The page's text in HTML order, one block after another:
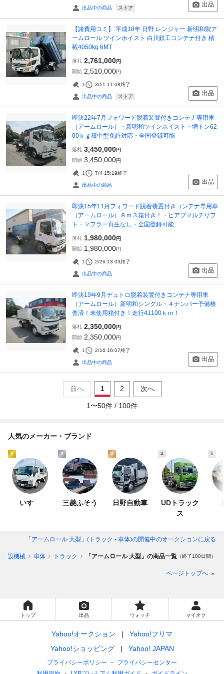
出品中の商品 ストア 出品
【諸費用コミ】:平成18年 日野 レンジャー 新明和製ア
ームロール ツインホイスト 白川鉄工コンテナ付き 積
載4050kg 6MT
落札 2,761,000円
開始 2,510,000円
1 3/11 11:08終了
出品中の商品 ストア 出品
即決22年7月フォワード脱着装置付きコンテナ専用車
（アームロール）・新明和ツインホイスト・増トン62
00ｋｇ積中型免許対応・全国登録可能
落札 3,450,000円
開始 3,450,000円
1 7/4 15:19終了
出品中の商品 出品
即決15年11月フォワード脱着装置付きコンテナ専用車
（アームロール）８ｍ３箱付き！・ヒアブマルチリフ
ト・マフラー再生なし・全国登録可能
落札 1,980,000円
開始 1,980,000円
1 2/26 13:03終了
出品中の商品 出品
即決19年9月デュトロ脱着装置付きコンテナ専用車
（アームロール）新明和シングル・４ナンバー予備検
査済！未使用箱付き！走行41100ｋｍ！
落札 2,350,000円
開始 2,350,000円
1 2/16 16:07終了
出品中の商品 出品
前へ 1 2 次へ
1 〜50件 / 100件
人気のメーカー・ブランド
1
いすゞ
2
三菱ふそう
3
日野自動車
4
UDトラック
ス
5
「アームロール 大型」(トラック - 車体)の開催中のオークションに戻る
設機械 車体 トラック 「アームロール 大型」の商品一覧 （終了180日間）
ページトップへ
トップ 出品 ウォッチ マイオク
Yahoo!オークション
Yahoo!フリマ
Yahoo!ショッピング
Yahoo! JAPAN
プライバシーポリシー
プライバシーセンター